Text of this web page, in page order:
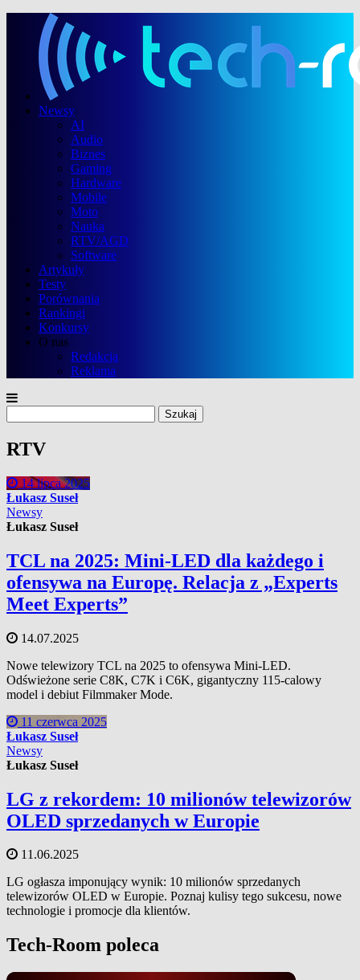
Newsy
AI
Audio
Biznes
Gaming
Hardware
Mobile
Moto
Nauka
RTV/AGD
Software
Artykuły
Testy
Porównania
Rankingi
Konkursy
O nas
Redakcja
Reklama
RTV
14 lipca 2025
Łukasz Suseł
Newsy
Łukasz Suseł
TCL na 2025: Mini-LED dla każdego i
ofensywa na Europę. Relacja z „Experts
Meet Experts”
14.07.2025
Nowe telewizory TCL na 2025 to ofensywa Mini-LED.
Odświeżone serie C8K, C7K i C6K, gigantyczny 115-calowy
model i debiut Filmmaker Mode.
11 czerwca 2025
Łukasz Suseł
Newsy
Łukasz Suseł
LG z rekordem: 10 milionów telewizorów
OLED sprzedanych w Europie
11.06.2025
LG ogłasza imponujący wynik: 10 milionów sprzedanych
telewizorów OLED w Europie. Poznaj kulisy tego sukcesu, nowe
technologie i promocje dla klientów.
Tech-Room poleca